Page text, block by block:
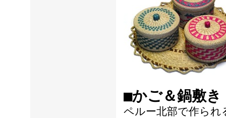
■かご＆鍋敷き
ペルー北部で作られ